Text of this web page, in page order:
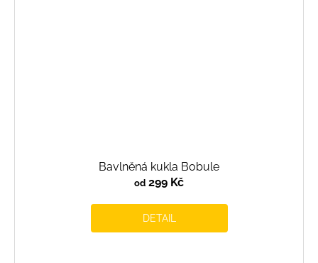
Bavlněná kukla Bobule
od 299 Kč
DETAIL